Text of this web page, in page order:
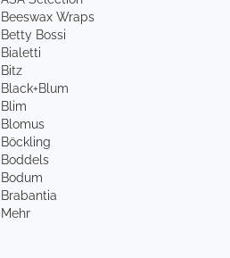
Beeswax Wraps
Betty Bossi
Bialetti
Bitz
Black+Blum
Blim
Blomus
Böckling
Boddels
Bodum
Brabantia
Mehr